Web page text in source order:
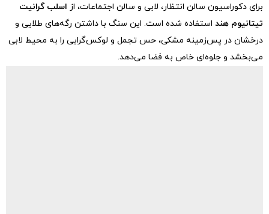
برای دکوراسیون سالن انتظار، لابی و سالن اجتماعات، از اسلب گرانیت
تیتانیوم هند استفاده شده است. این سنگ با داشتن رگه‌های طلایی و
درخشان در پس‌زمینه مشکی، حس تجمل و لوکس‌گرایی را به محیط لابی
می‌بخشد و جلوه‌ای خاص به فضا می‌دهد.